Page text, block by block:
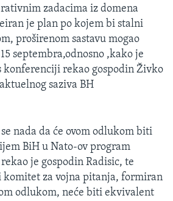
zadacima iz domena
je plan po kojem bi stalni
proširenom sastavu mogao
septembra,odnosno ,kako je
konferenciji rekao gospodin Živko
saziva BH
nada da će ovom odlukom biti
BiH u Nato-ov program
je gospodin Radisic, te
komitet za vojna pitanja, formiran
odlukom, neće biti ekvivalent